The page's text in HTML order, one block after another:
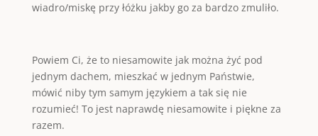
wiadro/miskę przy łóżku jakby go za bardzo zmuliło.
Powiem Ci, że to niesamowite jak można żyć pod
jednym dachem, mieszkać w jednym Państwie,
mówić niby tym samym językiem a tak się nie
rozumieć! To jest naprawdę niesamowite i piękne za
razem.